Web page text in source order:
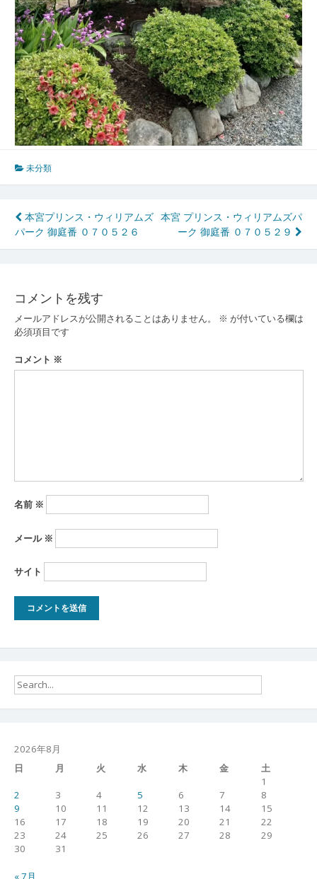
未分類
投
稿
ビ
ゲ
ー
シ
本宮プリンス・ウィリアムズ
パーク 御庭番 ０７０５２６
本宮 プリンス・ウィリアムズパ
ーク 御庭番 ０７０５２９
コメントを残す
メールアドレスが公開されることはありません。 ※ が付いている欄は
必須項目です
コメント ※
名前 ※
メール ※
サイト
2026年8月
日
月 火 水 木 金
土
1
2
3 4 5 6 7
8
9
10 11 12 13 14
15
16
17 18 19 20 21
22
23
24 25 26 27 28
29
30
31
« 7月